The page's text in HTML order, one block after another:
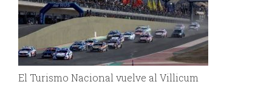
El Turismo Nacional vuelve al Villicum